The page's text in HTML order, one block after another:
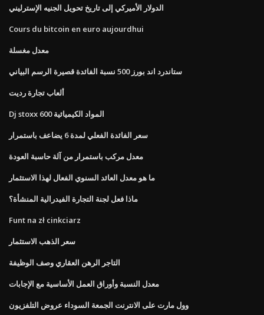
الدولار الأميركي إلى تاريخ تحويل الجنيه الإسترليني
Cours du bitcoin en euro aujourdhui
معدل مغسلة
ستاندرد اند بورز 500 نسبة الفائدة قصيرة الرسم البياني
ألعاب تجارة رديت
Dj stoxx 600 المواد الكيميائية
سعر الفائدة الفعلي لمدة 6 يضاعف باستمرار
معدل مركب باستمرار من آلة حاسبة العودة
ما هو معدل العائد السنوي الفعال لهذا الاستثمار
ماذا فعل لجنة التجارة الفيدرالية المنشأة؟
Funt na zł cinkciarz
سعر الذهب الاستثمار
التاجر الرهن العقاري وصف الوظيفة
معدل النسبة وأوراق العمل الأساسية مع الإجابات
وول مارت على الانترنت الجمعة السوداء عروض التلفزيون